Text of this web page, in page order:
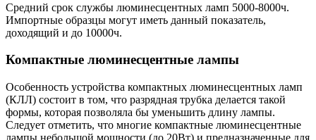
Средний срок службы люминесцентных ламп 5000-8000ч.
Импортные образцы могут иметь данный показатель,
доходящий и до 10000ч.
Компактные люминесцентные лампы
Особенность устройства компактных люминесцентных ламп
(КЛЛ) состоит в том, что разрядная трубка делается такой
формы, которая позволяла бы уменьшить длину лампы.
Следует отметить, что многие компактные люминесцентные
лампы небольшой мощности (до 20Вт) и предназначенные для